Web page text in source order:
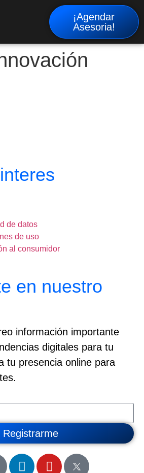
¡Agendar
Asesoria!
de datos
de uso
al consumidor
en nuestro
información importante
digitales para tu
tu presencia online para
Registrarme